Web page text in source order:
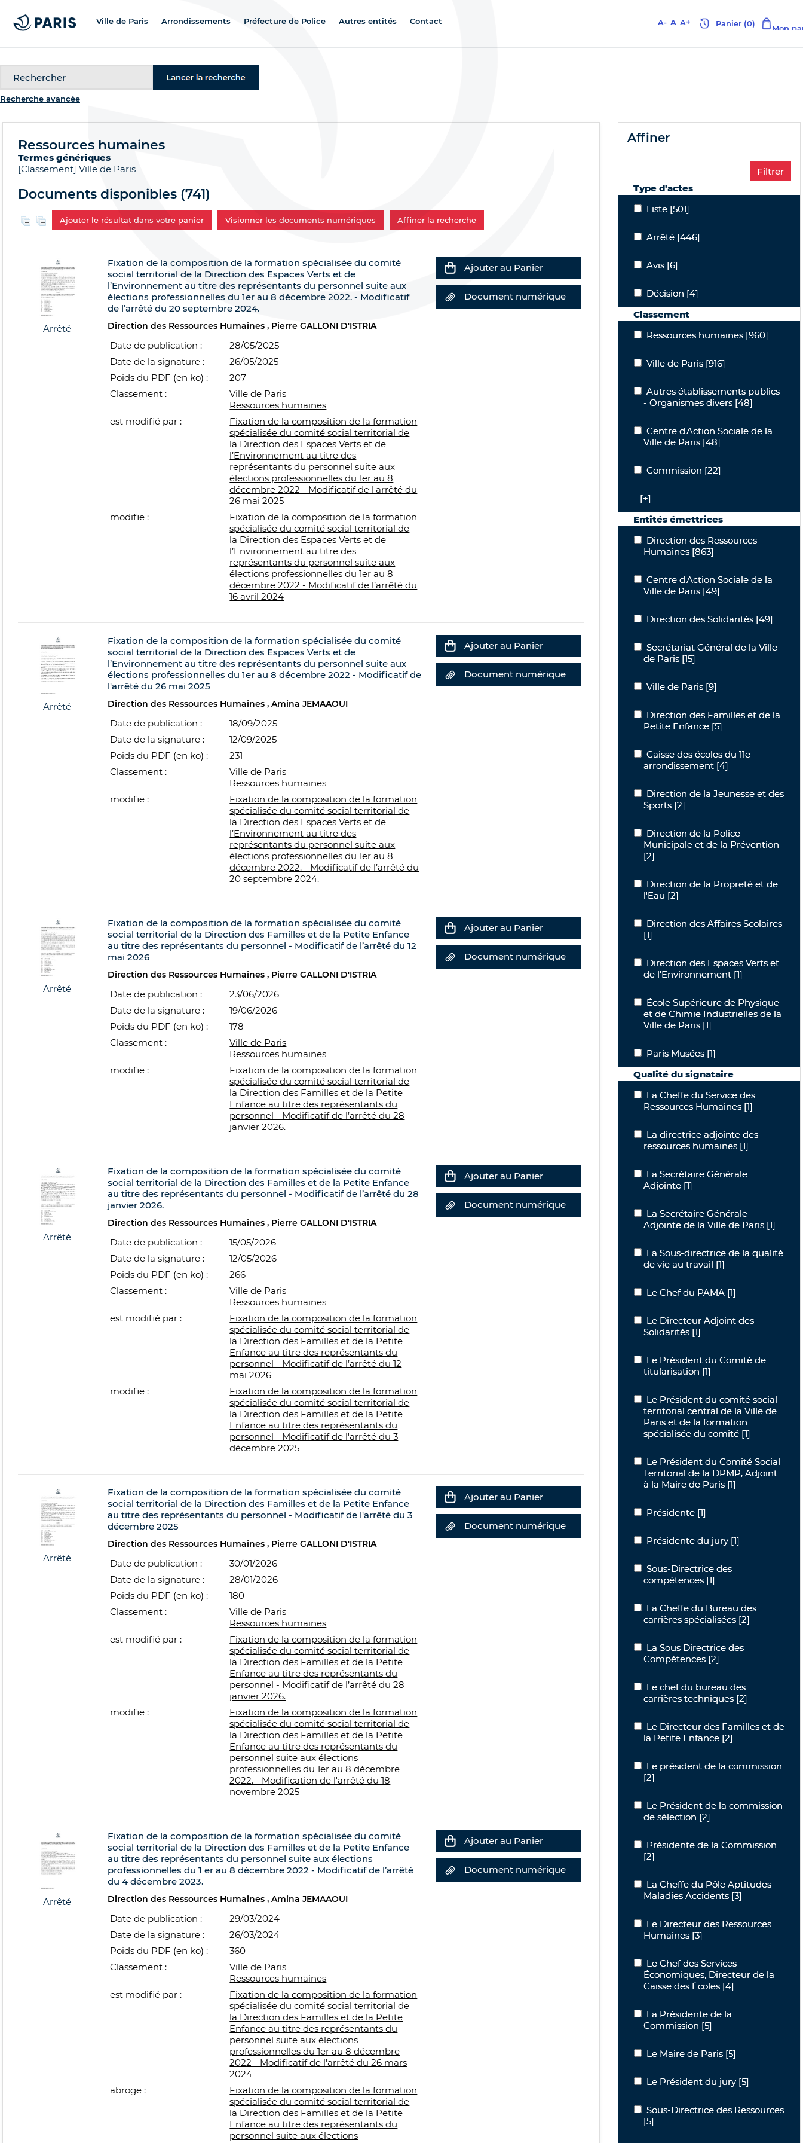
Ville de Paris Arrondissements Préfecture de Police Autres entités Contact A- A A+
Recherche avancée
Ressources humaines
Termes génériques
[Classement] Ville de Paris
Documents disponibles (741)
Ajouter le résultat dans votre panier Visionner les documents numériques Affiner la recherche
Arrêté
Fixation de la composition de la formation spécialisée du comité
social territorial de la Direction des Espaces Verts et de
l’Environnement au titre des représentants du personnel suite aux
élections professionnelles du 1er au 8 décembre 2022. - Modificatif
de l’arrêté du 20 septembre 2024.
Direction des Ressources Humaines Pierre GALLONI D'ISTRIA
Date de publication :
28/05/2025
Date de la signature :
26/05/2025
Poids du PDF (en ko) :
207
Classement :
Ville de Paris
Ressources humaines
est modifié par :
Fixation de la composition de la formation
spécialisée du comité social territorial de
la Direction des Espaces Verts et de
l’Environnement au titre des
représentants du personnel suite aux
élections professionnelles du 1er au 8
décembre 2022 - Modificatif de l'arrêté du
26 mai 2025
modifie :
Fixation de la composition de la formation
spécialisée du comité social territorial de
la Direction des Espaces Verts et de
l’Environnement au titre des
représentants du personnel suite aux
élections professionnelles du 1er au 8
décembre 2022 - Modificatif de l’arrêté du
16 avril 2024
Ajouter au Panier
Document numérique
Arrêté
Fixation de la composition de la formation spécialisée du comité
social territorial de la Direction des Espaces Verts et de
l’Environnement au titre des représentants du personnel suite aux
élections professionnelles du 1er au 8 décembre 2022 - Modificatif de
l'arrêté du 26 mai 2025
Direction des Ressources Humaines Amina JEMAAOUI
Date de publication :
18/09/2025
Date de la signature :
12/09/2025
Poids du PDF (en ko) :
231
Classement :
Ville de Paris
Ressources humaines
modifie :
Fixation de la composition de la formation
spécialisée du comité social territorial de
la Direction des Espaces Verts et de
l’Environnement au titre des
représentants du personnel suite aux
élections professionnelles du 1er au 8
décembre 2022. - Modificatif de l’arrêté du
20 septembre 2024.
Ajouter au Panier
Document numérique
Arrêté
Fixation de la composition de la formation spécialisée du comité
social territorial de la Direction des Familles et de la Petite Enfance
au titre des représentants du personnel - Modificatif de l’arrêté du 12
mai 2026
Direction des Ressources Humaines Pierre GALLONI D'ISTRIA
Date de publication :
23/06/2026
Date de la signature :
19/06/2026
Poids du PDF (en ko) :
178
Classement :
Ville de Paris
Ressources humaines
modifie :
Fixation de la composition de la formation
spécialisée du comité social territorial de
la Direction des Familles et de la Petite
Enfance au titre des représentants du
personnel - Modificatif de l’arrêté du 28
janvier 2026.
Ajouter au Panier
Document numérique
Arrêté
Fixation de la composition de la formation spécialisée du comité
social territorial de la Direction des Familles et de la Petite Enfance
au titre des représentants du personnel - Modificatif de l’arrêté du 28
janvier 2026.
Direction des Ressources Humaines Pierre GALLONI D'ISTRIA
Date de publication :
15/05/2026
Date de la signature :
12/05/2026
Poids du PDF (en ko) :
266
Classement :
Ville de Paris
Ressources humaines
est modifié par :
Fixation de la composition de la formation
spécialisée du comité social territorial de
la Direction des Familles et de la Petite
Enfance au titre des représentants du
personnel - Modificatif de l’arrêté du 12
mai 2026
modifie :
Fixation de la composition de la formation
spécialisée du comité social territorial de
la Direction des Familles et de la Petite
Enfance au titre des représentants du
personnel - Modificatif de l'arrêté du 3
décembre 2025
Ajouter au Panier
Document numérique
Arrêté
Fixation de la composition de la formation spécialisée du comité
social territorial de la Direction des Familles et de la Petite Enfance
au titre des représentants du personnel - Modificatif de l'arrêté du 3
décembre 2025
Direction des Ressources Humaines Pierre GALLONI D'ISTRIA
Date de publication :
30/01/2026
Date de la signature :
28/01/2026
Poids du PDF (en ko) :
180
Classement :
Ville de Paris
Ressources humaines
est modifié par :
Fixation de la composition de la formation
spécialisée du comité social territorial de
la Direction des Familles et de la Petite
Enfance au titre des représentants du
personnel - Modificatif de l’arrêté du 28
janvier 2026.
modifie :
Fixation de la composition de la formation
spécialisée du comité social territorial de
la Direction des Familles et de la Petite
Enfance au titre des représentants du
personnel suite aux élections
professionnelles du 1er au 8 décembre
2022. - Modification de l'arrêté du 18
novembre 2025
Ajouter au Panier
Document numérique
Arrêté
Fixation de la composition de la formation spécialisée du comité
social territorial de la Direction des Familles et de la Petite Enfance
au titre des représentants du personnel suite aux élections
professionnelles du 1 er au 8 décembre 2022 - Modificatif de l’arrêté
du 4 décembre 2023.
Direction des Ressources Humaines Amina JEMAAOUI
Date de publication :
29/03/2024
Date de la signature :
26/03/2024
Poids du PDF (en ko) :
360
Classement :
Ville de Paris
Ressources humaines
est modifié par :
Fixation de la composition de la formation
spécialisée du comité social territorial de
la Direction des Familles et de la Petite
Enfance au titre des représentants du
personnel suite aux élections
professionnelles du 1er au 8 décembre
2022 - Modificatif de l'arrêté du 26 mars
2024
abroge :
Fixation de la composition de la formation
spécialisée du comité social territorial de
la Direction des Familles et de la Petite
Enfance au titre des représentants du
personnel suite aux élections
Ajouter au Panier
Document numérique
affiner
Type d'actes
ListeListe [501]
Arrêté
Arrêté [446]
AvisAvis [6]
Décision
Décision [4]
Classement
Ressources humaines
Ressources humaines [960]
Ville de Paris
Ville de Paris [916]
Autres établissements publics -
Autres établissements publics
- Organismes divers [48]
Centre d'Action Sociale de la Ville de
Centre d'Action Sociale de la
Ville de Paris [48]
Commission
Commission [22]
[+]
Entités émettrices
Direction des Ressources Humaines
Direction des Ressources
Humaines [863]
Centre d'Action Sociale de la Ville de
Centre d'Action Sociale de la
Ville de Paris [49]
Direction des Solidarités
Direction des Solidarités [49]
Secrétariat Général de la Ville de Paris
Secrétariat Général de la Ville
de Paris [15]
Ville de Paris
Ville de Paris [9]
Direction des Familles et de la Petite
Direction des Familles et de la
Petite Enfance [5]
Caisse des écoles du 11e
Caisse des écoles du 11e
arrondissement [4]
Direction de la Jeunesse et des Sports
Direction de la Jeunesse et des
Sports [2]
Direction de la Police Municipale et
Direction de la Police
Municipale et de la Prévention
[2]
Direction de la Propreté et de l'Eau
Direction de la Propreté et de
l'Eau [2]
Direction des Affaires Scolaires
Direction des Affaires Scolaires
[1]
Direction des Espaces Verts et de
Direction des Espaces Verts et
de l'Environnement [1]
École Supérieure de Physique et de
École Supérieure de Physique
et de Chimie Industrielles de la
Ville de Paris [1]
Paris Musées
Paris Musées [1]
Qualité du signataire
La Cheffe du Service des Ressources
La Cheffe du Service des
Ressources Humaines [1]
La directrice adjointe des ressources
La directrice adjointe des
ressources humaines [1]
La Secrétaire Générale Adjointe
La Secrétaire Générale
Adjointe [1]
La Secrétaire Générale Adjointe de la
La Secrétaire Générale
Adjointe de la Ville de Paris [1]
La Sous-directrice de la qualité de vie
La Sous-directrice de la qualité
de vie au travail [1]
Le Chef du PAMA
Le Chef du PAMA [1]
Le Directeur Adjoint des Solidarités
Le Directeur Adjoint des
Solidarités [1]
Le Président du Comité de
Le Président du Comité de
titularisation [1]
Le Président du comité social
Le Président du comité social
territorial central de la Ville de
Paris et de la formation
spécialisée du comité [1]
Le Président du Comité Social
Le Président du Comité Social
Territorial de la DPMP, Adjoint
à la Maire de Paris [1]
Présidente
Présidente [1]
Présidente du jury
Présidente du jury [1]
Sous-Directrice des compétences
Sous-Directrice des
compétences [1]
La Cheffe du Bureau des carrières
La Cheffe du Bureau des
carrières spécialisées [2]
La Sous Directrice des Compétences
La Sous Directrice des
Compétences [2]
Le chef du bureau des carrières
Le chef du bureau des
carrières techniques [2]
Le Directeur des Familles et de la
Le Directeur des Familles et de
la Petite Enfance [2]
Le président de la commission
Le président de la commission
[2]
Le Président de la commission de
Le Président de la commission
de sélection [2]
Présidente de la Commission
Présidente de la Commission
[2]
La Cheffe du Pôle Aptitudes
La Cheffe du Pôle Aptitudes
Maladies Accidents [3]
Le Directeur des Ressources
Le Directeur des Ressources
Humaines [3]
Le Chef des Services Économiques,
Le Chef des Services
Économiques, Directeur de la
Caisse des Écoles [4]
La Présidente de la Commission
La Présidente de la
Commission [5]
Le Maire de Paris
Le Maire de Paris [5]
Le Président du jury
Le Président du jury [5]
Sous-Directrice des Ressources
Sous-Directrice des Ressources
[5]